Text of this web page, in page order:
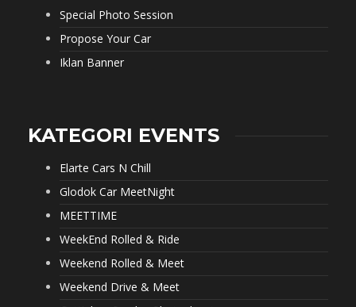
Special Photo Session
Propose Your Car
Iklan Banner
KATEGORI EVENTS
Elarte Cars N Chill
Glodok Car MeetNight
MEETTIME
WeekEnd Rolled & Ride
Weekend Rolled & Meet
Weekend Drive & Meet